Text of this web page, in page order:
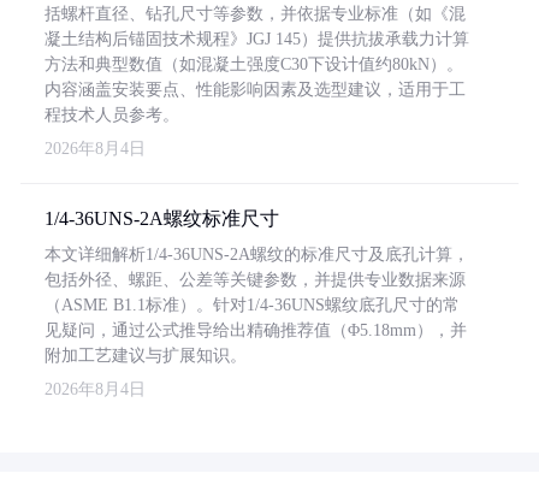
括螺杆直径、钻孔尺寸等参数，并依据专业标准（如《混
凝土结构后锚固技术规程》JGJ 145）提供抗拔承载力计算
方法和典型数值（如混凝土强度C30下设计值约80kN）。
内容涵盖安装要点、性能影响因素及选型建议，适用于工
程技术人员参考。
2026年8月4日
1/4-36UNS-2A螺纹标准尺寸
本文详细解析1/4-36UNS-2A螺纹的标准尺寸及底孔计算，
包括外径、螺距、公差等关键参数，并提供专业数据来源
（ASME B1.1标准）。针对1/4-36UNS螺纹底孔尺寸的常
见疑问，通过公式推导给出精确推荐值（Φ5.18mm），并
附加工艺建议与扩展知识。
2026年8月4日